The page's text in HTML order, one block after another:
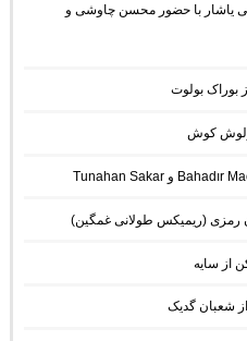
ریمیکس زلزله 5 از دی جی یاشار با حضور محسن چاوشی و
از سایه
شعبان گدیک